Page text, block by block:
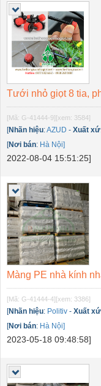
Tưới nhỏ giọt 8 tia,
[Mã: G-41444-9][xem: 3584]
[Nhãn hiệu:AZUD - Xuất xứ
[Nơi bán: Hà Nội]
2022-08-04 15:51:25]
Màng PE nhà kính
[Mã: G-41444-4][xem: 3386]
[Nhãn hiệu: Politiv - Xuất xứ
[Nơi bán: Hà Nội]
2023-05-18 09:48:58]